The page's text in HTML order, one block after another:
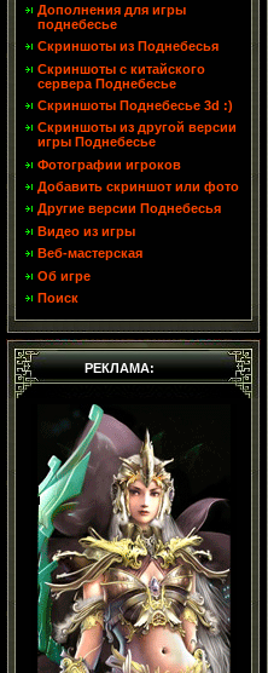
Дополнения для игры
поднебесье
Скриншоты из Поднебесья
Скриншоты с китайского
сервера Поднебесье
Скриншоты Поднебесье 3d :)
Скриншоты из другой версии
игры Поднебесье
Фотографии игроков
Добавить скриншот или фото
Другие версии Поднебесья
Видео из игры
Веб-мастерская
Об игре
Поиск
РЕКЛАМА: